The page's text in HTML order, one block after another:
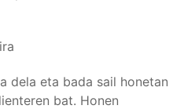
dela eta bada sail honetan
bat. Honen